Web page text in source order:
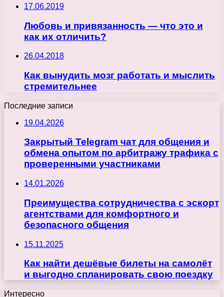
17.06.2019
Любовь и привязанность — что это и
как их отличить?
26.04.2018
Как вынудить мозг работать и мыслить
стремительнее
Последние записи
19.04.2026
Закрытый Telegram чат для общения и
обмена опытом по арбитражу трафика с
проверенными участниками
14.01.2026
Преимущества сотрудничества с эскорт
агентствами для комфортного и
безопасного общения
15.11.2025
Как найти дешёвые билеты на самолёт
и выгодно спланировать свою поездку
Интересно